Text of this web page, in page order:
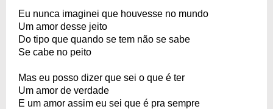
Eu nunca imaginei que houvesse no mundo
Um amor desse jeito
Do tipo que quando se tem não se sabe
Se cabe no peito
Mas eu posso dizer que sei o que é ter
Um amor de verdade
E um amor assim eu sei que é pra sempre